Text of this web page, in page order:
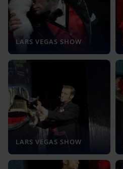
LARS VEGAS SHOW
LARS VEGAS SHOW